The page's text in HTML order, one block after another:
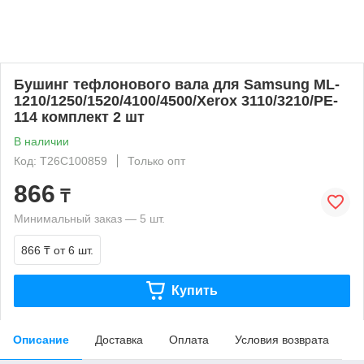
Бушинг тефлонового вала для Samsung ML-
1210/1250/1520/4100/4500/Xerox 3110/3210/PE-
114 комплект 2 шт
В наличии
Код: T26C100859
Только опт
866 ₸
Минимальный заказ — 5 шт.
866 ₸ от 6 шт.
Купить
Описание Доставка Оплата Условия возврата